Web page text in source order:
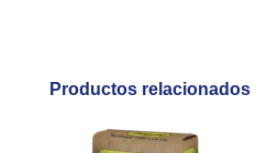
Productos relacionados